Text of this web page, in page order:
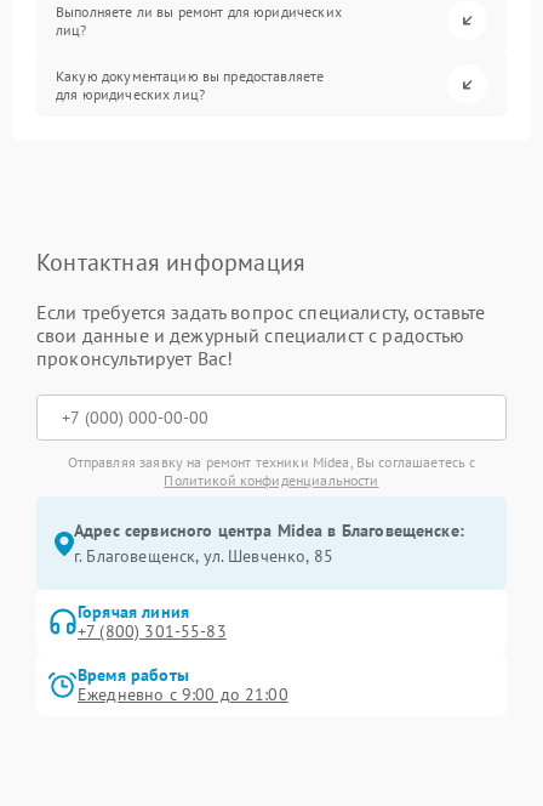
Выполняете ли вы ремонт для юридических
лиц?
Какую документацию вы предоставляете
для юридических лиц?
Контактная информация
Если требуется задать вопрос специалисту, оставьте
свои данные и дежурный специалист с радостью
проконсультирует Вас!
Отправляя заявку на ремонт техники Midea, Вы соглашаетесь с
Политикой конфиденциальности
Адрес сервисного центра Midea в Благовещенске:
г. Благовещенск, ул. Шевченко, 85
Горячая линия
+7 (800) 301-55-83
Время работы
Ежедневно с 9:00 до 21:00